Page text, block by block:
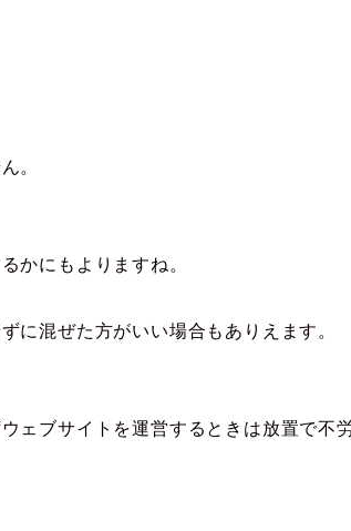
。
かにもよりますね。
に混ぜた方がいい場合もありえます。
ェブサイトを運営するときは放置で不